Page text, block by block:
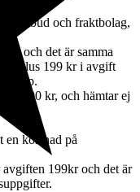
ombud och fraktbolag,
och det är samma
plus 199 kr i avgift
köp.
100 kr, och hämtar ej
kostnad på
199kr och det är